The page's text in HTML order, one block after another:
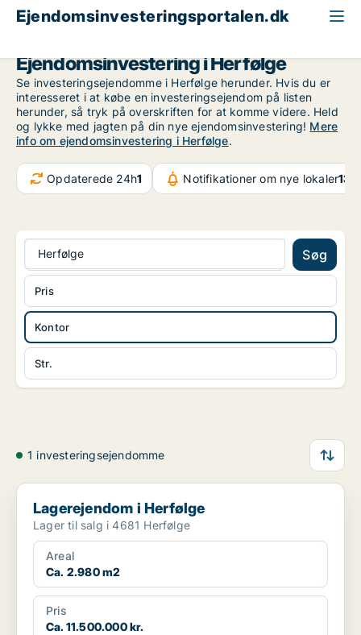
Ejendomsinvesteringsportalen.dk
Ejendomsinvestering i Herfølge
Se investeringsejendomme i Herfølge herunder. Hvis du er
interesseret i at købe en investeringsejendom på listen
herunder, så tryk på overskriften for at komme videre. Held
og lykke med jagten på din nye ejendomsinvestering! Mere
info om ejendomsinvestering i Herfølge.
Opdaterede 24h1 Notifikationer om nye lokaler132
Herfølge Søg
Kontor
Str.
Pris
1 investeringsejendomme
Lagerejendom i Herfølge
Lagerejendom i Herfølge
Lager til salg i 4681 Herfølge
Areal
Ca. 2.980 m2
Pris
Ca. 11.500.000 kr.